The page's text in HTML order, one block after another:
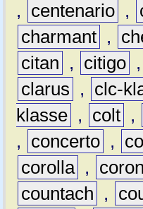
,
centenario ,
charmant ,
citan
, citigo ,
clarus
, clc-
klasse , colt ,
,
concerto ,
corolla ,
countach
,